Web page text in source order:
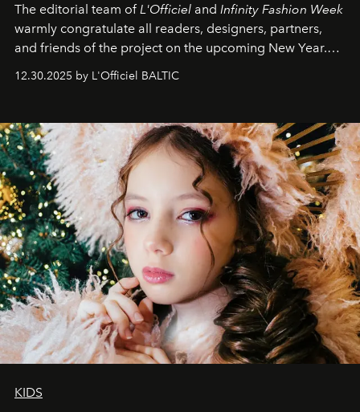
The editorial team of L'Officiel and Infinity Fashion Week
warmly congratulate all readers, designers, partners,
and friends of the project on the upcoming New Year.
achievements.
12.30.2025 by L'Officiel BALTIC
KIDS